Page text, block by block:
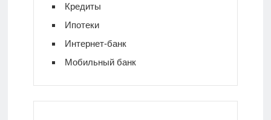
Кредиты
Ипотеки
Интернет-банк
Мобильный банк